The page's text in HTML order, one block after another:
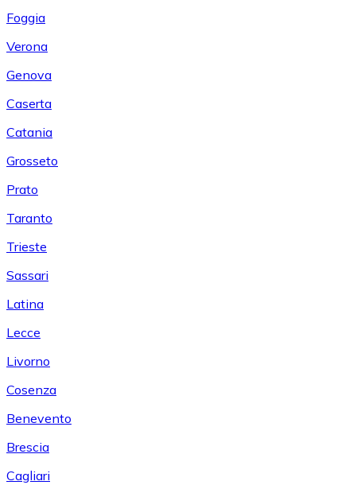
Foggia
Verona
Genova
Caserta
Catania
Grosseto
Prato
Taranto
Trieste
Sassari
Latina
Lecce
Livorno
Cosenza
Benevento
Brescia
Cagliari